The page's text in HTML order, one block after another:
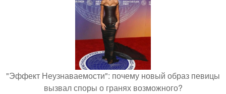
"Эффект Неузнаваемости": почему новый образ певицы
вызвал споры о гранях возможного?